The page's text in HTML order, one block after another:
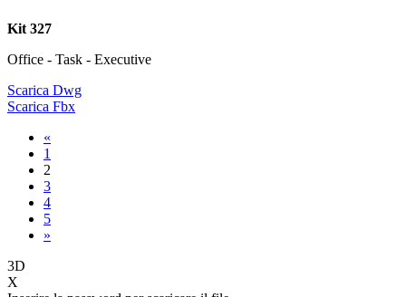
Kit 327
Office - Task - Executive
Scarica Dwg
Scarica Fbx
«
1
2
3
4
5
»
3D
X